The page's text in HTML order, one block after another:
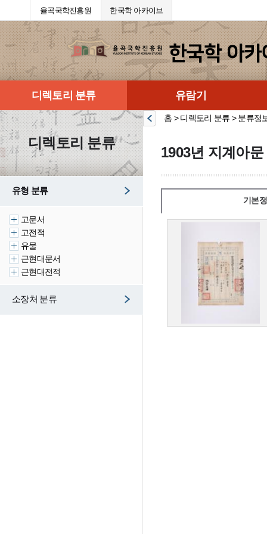
율곡국학진흥원 한국학 아카이브
디렉토리 분류 유람기
디렉토리 분류
유형 분류
고문서
고전적
유물
근현대문서
근현대전적
소장처 분류
홈 > 디렉토리 분류 > 분류정
1903년 지계아
기본